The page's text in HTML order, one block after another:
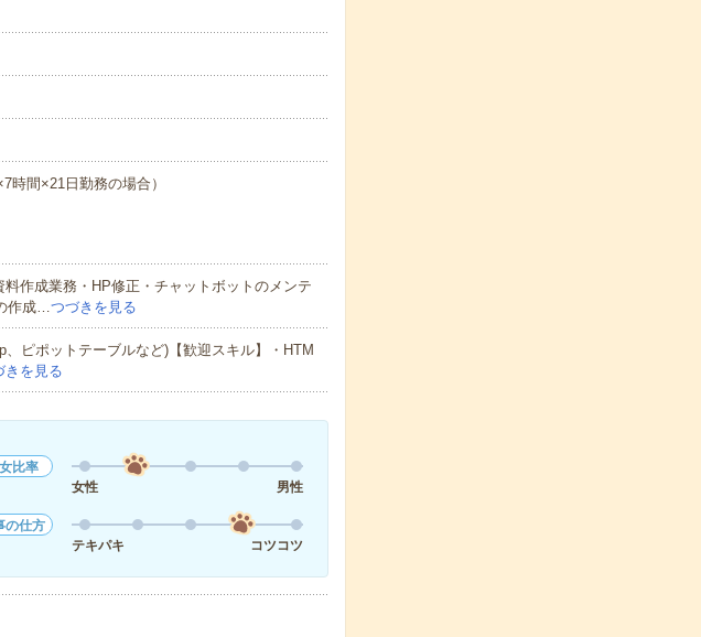
間×21日勤務の場合）
作成業務・HP修正・チャットボットのメンテ
作成…つづきを見る
ピポットテーブルなど)【歓迎スキル】・HTM
きを見る
比率
女性
男性
の仕方
テキパキ
コツコツ